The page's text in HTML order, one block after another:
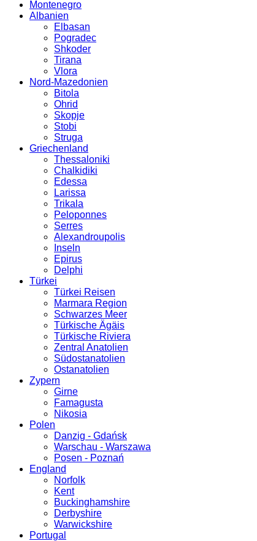
Montenegro
Albanien
Elbasan
Pogradec
Shkoder
Tirana
Vlora
Nord-Mazedonien
Bitola
Ohrid
Skopje
Stobi
Struga
Griechenland
Thessaloniki
Chalkidiki
Edessa
Larissa
Trikala
Peloponnes
Serres
Alexandroupolis
Inseln
Epirus
Delphi
Türkei
Türkei Reisen
Marmara Region
Schwarzes Meer
Türkische Ägäis
Türkische Riviera
Zentral Anatolien
Südostanatolien
Ostanatolien
Zypern
Girne
Famagusta
Nikosia
Polen
Danzig - Gdańsk
Warschau - Warszawa
Posen - Poznań
England
Norfolk
Kent
Buckinghamshire
Derbyshire
Warwickshire
Portugal